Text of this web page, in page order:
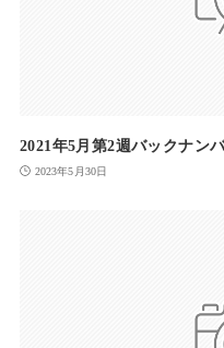
2021年5月第2週バックナン
2023年5月30日